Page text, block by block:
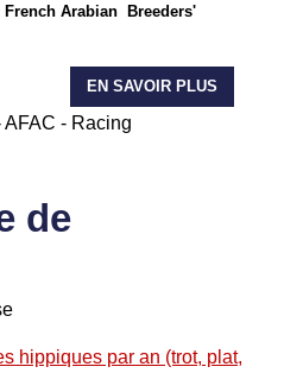
Arabian Breeders'
EN SAVOIR PLUS
AFAC - Racing
de
hippiques par an (trot, plat,